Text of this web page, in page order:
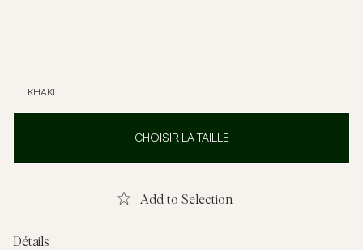
T-shirts
Sous-vêtements
KHAKI
CHOISIR LA TAILLE
Add to Selection
Détails